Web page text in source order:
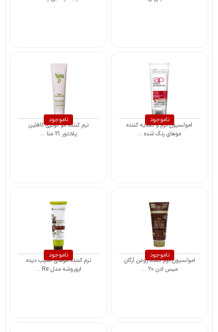
ناموجود
امولسیون نرم و تغذیه کننده
موهای رنگ شده ...
ناموجود
نرم کننده مو نوتری کافئین
پلانتور 21 منا ...
ناموجود
امولسیون نرم کننده روغن آرگان
میس ادن ۲۰ ...
ناموجود
نرم کننده موهای آسیب دیده
ایوروشه مدل Re ...